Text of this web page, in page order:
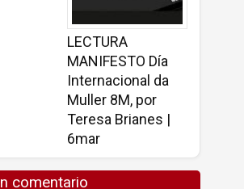
LECTURA
MANIFESTO Día
Internacional da
Muller 8M, por
Teresa Brianes |
6mar
comentario